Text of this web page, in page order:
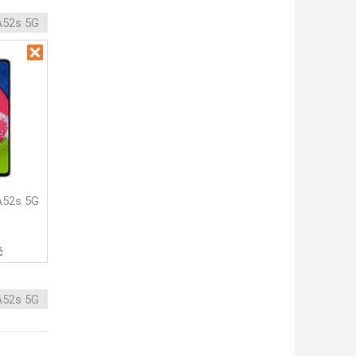
5G
5G
5G